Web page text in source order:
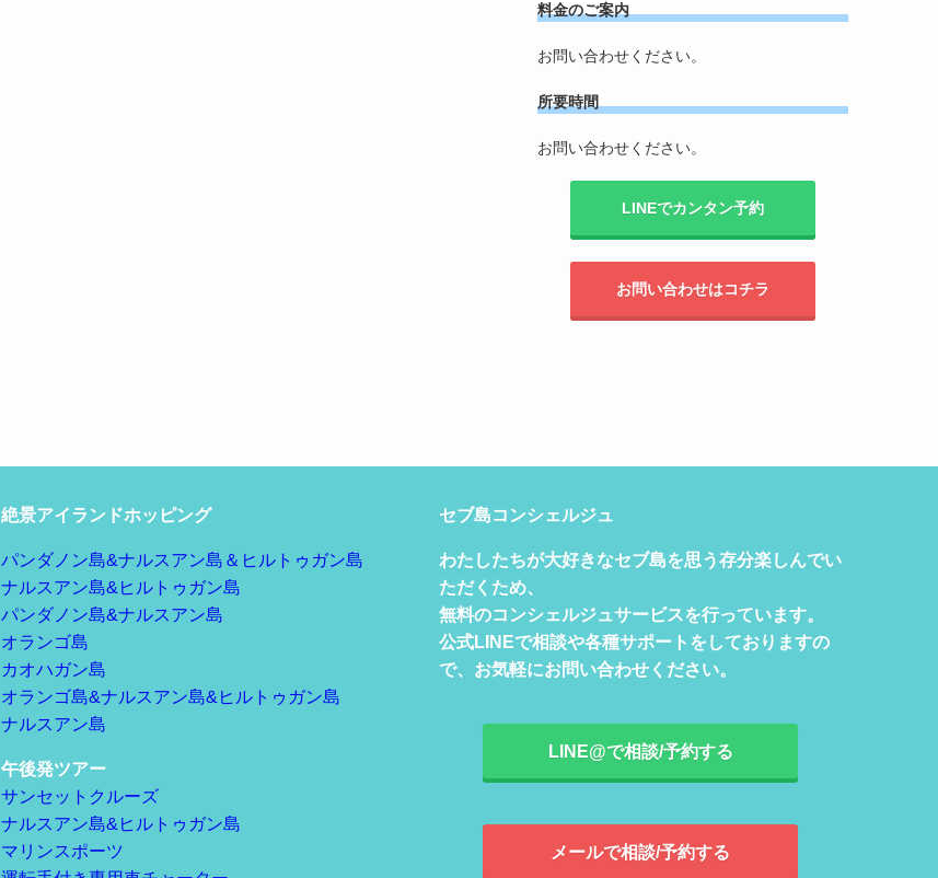
料金のご案内
お問い合わせください。
所要時間
お問い合わせください。
LINEでカンタン予約
お問い合わせはコチラ
絶景アイランドホッピング
パンダノン島&ナルスアン島＆ヒルトゥガン島
ナルスアン島&ヒルトゥガン島
パンダノン島&ナルスアン島
オランゴ島
カオハガン島
オランゴ島&ナルスアン島&ヒルトゥガン島
ナルスアン島
午後発ツアー
サンセットクルーズ
ナルスアン島&ヒルトゥガン島
マリンスポーツ
セブ島コンシェルジュ
わたしたちが大好きなセブ島を思う存分楽しんでい
ただくため、
無料のコンシェルジュサービスを行っています。
公式LINEで相談や各種サポートをしておりますの
で、お気軽にお問い合わせください。
LINE@で相談/予約する
メールで相談/予約する